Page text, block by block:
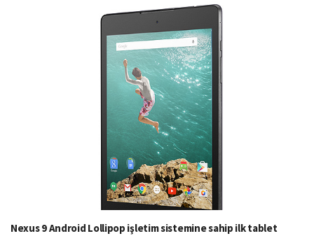
Nexus 9 Android Lollipop işletim sistemine sahip ilk tablet